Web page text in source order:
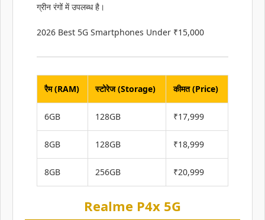
ग्रीन रंगों में उपलब्ध है।
2026 Best 5G Smartphones Under ₹15,000
रैम (RAM) स्टोरेज (Storage) कीमत (Price)
6GB 128GB ₹17,999
8GB 128GB ₹18,999
8GB 256GB ₹20,999
Realme P4x 5G